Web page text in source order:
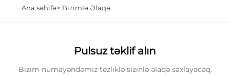
Ana səhifə> Bizimlə Əlaqə
Pulsuz təklif alın
Bizim nümayəndəmiz tezliklə sizinlə əlaqə saxlayacaq.